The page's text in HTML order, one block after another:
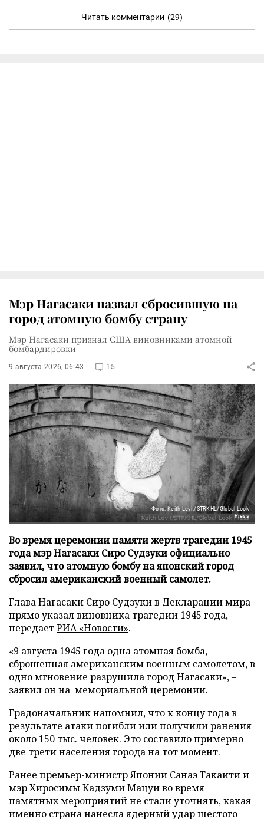
Читать комментарии (29)
Мэр Нагасаки назвал сбросившую на
город атомную бомбу страну
Мэр Нагасаки признал США виновниками атомной
бомбардировки
9 августа 2026, 06:43 15
Фото: Keith Levit/STRKHL/Global Look
Press
Во время церемонии памяти жертв трагедии 1945
года мэр Нагасаки Сиро Судзуки официально
заявил, что атомную бомбу на японский город
сбросил американский военный самолет.
Глава Нагасаки Сиро Судзуки в Декларации мира
прямо указал виновника трагедии 1945 года,
передаетРИА «Новости».
«9 августа 1945 года одна атомная бомба,
сброшенная американским военным самолетом, в
одно мгновение разрушила город Нагасаки», –
заявил он на мемориальной церемонии.
Градоначальник напомнил, что к концу года в
результате атаки погибли или получили ранения
около 150 тыс. человек. Это составило примерно
две трети населения города на тот момент.
Ранее премьер-министр Японии Санаэ Такаити и
мэр Хиросимы Кадзуми Мацуи во время
памятных мероприятийне стали уточнять, какая
именно страна нанесла ядерный удар шестого